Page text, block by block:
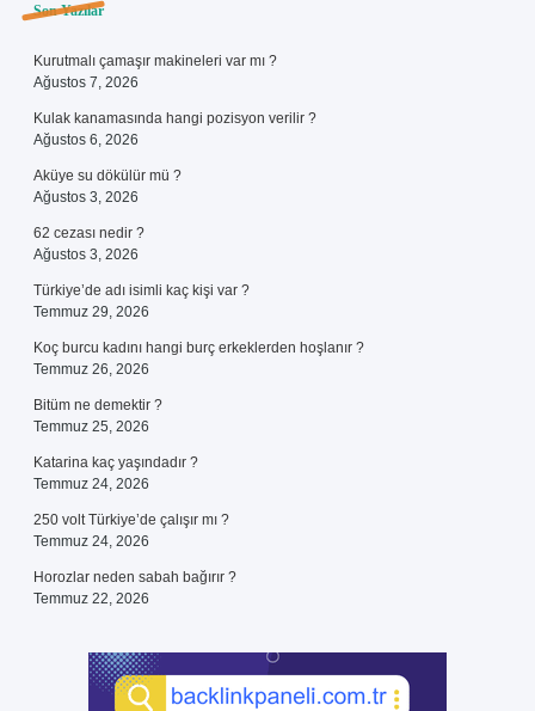
Sidebar
Son Yazılar
Kurutmalı çamaşır makineleri var mı ?
Ağustos 7, 2026
Kulak kanamasında hangi pozisyon verilir ?
Ağustos 6, 2026
Aküye su dökülür mü ?
Ağustos 3, 2026
62 cezası nedir ?
Ağustos 3, 2026
Türkiye’de adı isimli kaç kişi var ?
Temmuz 29, 2026
Koç burcu kadını hangi burç erkeklerden hoşlanır ?
Temmuz 26, 2026
Bitüm ne demektir ?
Temmuz 25, 2026
Katarina kaç yaşındadır ?
Temmuz 24, 2026
250 volt Türkiye’de çalışır mı ?
Temmuz 24, 2026
Horozlar neden sabah bağırır ?
Temmuz 22, 2026